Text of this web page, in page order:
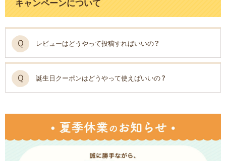
レビューはどうやって投稿すればいいの？
誕生日クーポンはどうやって使えばいいの？